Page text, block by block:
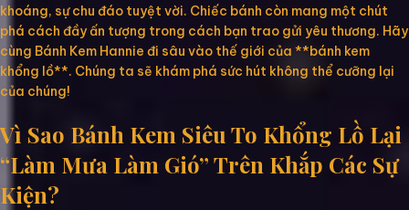
khoáng, sự chu đáo tuyệt vời. Chiếc bánh còn mang một chút
phá cách đầy ấn tượng trong cách bạn trao gửi yêu thương. Hãy
cùng Bánh Kem Hannie đi sâu vào thế giới của **bánh kem
khổng lồ**. Chúng ta sẽ khám phá sức hút không thể cưỡng lại
của chúng!
Vì Sao Bánh Kem Siêu To Khổng Lồ Lại
“Làm Mưa Làm Gió” Trên Khắp Các Sự
Kiện?